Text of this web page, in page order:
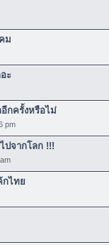
ม
ะ
กครั้งหรือไม่
pm
ปจากโลก !!!
กไทย